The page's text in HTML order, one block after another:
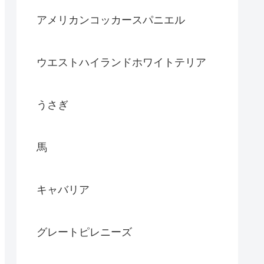
アメリカンコッカースパニエル
ウエストハイランドホワイトテリア
うさぎ
馬
キャバリア
グレートピレニーズ